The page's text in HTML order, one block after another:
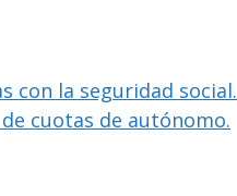
con la seguridad social.
cuotas de autónomo.